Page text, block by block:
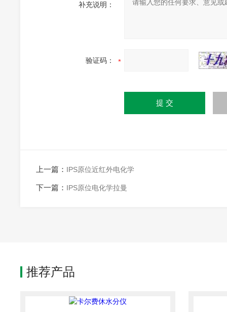
补充说明：
验证码：
上一篇： IPS原位近红外电化学
下一篇： IPS原位电化学拉曼
推荐产品